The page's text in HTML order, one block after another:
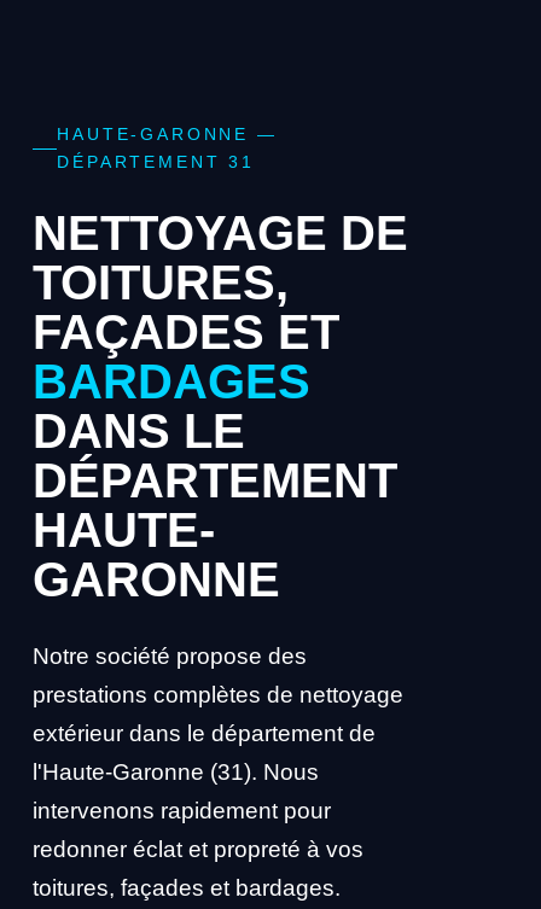
HAUTE-GARONNE —
DÉPARTEMENT 31
NETTOYAGE DE
TOITURES,
FAÇADES ET
BARDAGES
DANS LE
DÉPARTEMENT
HAUTE-
GARONNE
Notre société propose des
prestations complètes de nettoyage
extérieur dans le département de
l'Haute-Garonne (31). Nous
intervenons rapidement pour
redonner éclat et propreté à vos
toitures, façades et bardages.